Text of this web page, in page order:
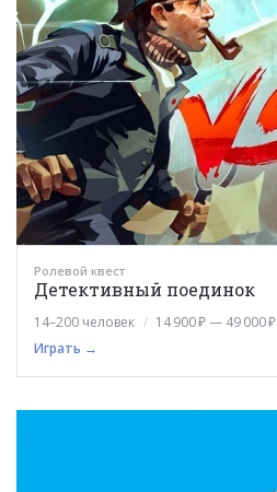
Ролевой квест
Детективный поединок
14–200 человек
14 900 ₽ — 49 000 ₽
Играть →